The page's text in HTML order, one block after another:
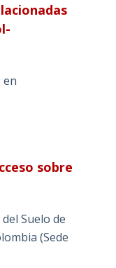
en
sobre
Suelo de
(Sede